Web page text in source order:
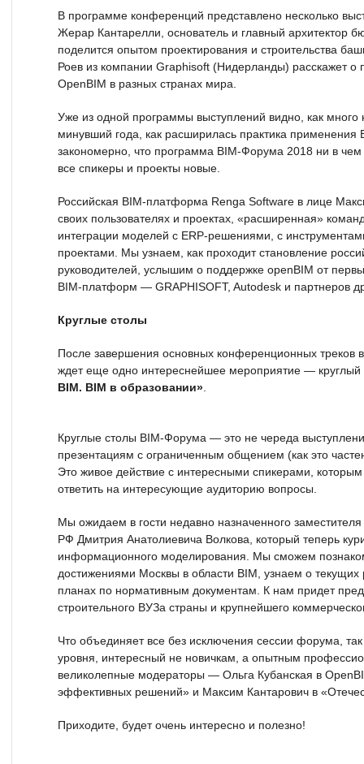
В программе конференций представлено несколько
Жерар Кантарелли, основатель и главный архитектор
поделится опытом проектирования и строительства
Роев из компании Graphisoft (Нидерланды) расскажет о
OpenBIM в разных странах мира.
Уже из одной программы выступлений видно, как много
минувший года, как расширилась практика применения
закономерно, что программа BIM-Форума 2018 ни в
все спикеры и проекты новые.
Российская BIM-платформа Renga Software в лице
своих пользователях и проектах, «расширенная»
интеграции моделей с ERP-решениями, с
проектами. Мы узнаем, как проходит становление
руководителей, услышим о поддержке openBIM от
BIM-платформ — GRAPHISOFT, Autodesk и партнеров
Круглые столы
После завершения основных конференционных треков
ждет еще одно интереснейшее мероприятие — круглый
BIM. BIM в образовании»
Круглые столы BIM-Форума — это не череда
презентациям с ограниченным общением (как это
Это живое действие с интересными спикерами, которым
ответить на интересующие аудиторию вопросы.
Мы ожидаем в гости недавно назначенного
РФ Дмитрия Анатолиевича Волкова, который теперь
информационного моделирования. Мы сможем
достижениями Москвы в области BIM, узнаем о текущих
планах по нормативным документам. К нам придет
строительного ВУЗа страны и крупнейшего
Что объединяет все без исключения сессии форума,
уровня, интересный не новичкам, а опытным
великолепные модераторы — Ольга Кубанская в
эффективных решений» и Максим Кантарович в
Приходите, будет очень интересно и полезно!